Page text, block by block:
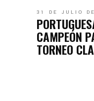
31 DE JULIO
CAMPEÓN
TORNEO